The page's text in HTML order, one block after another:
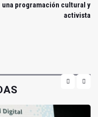
una programación cultural y
activista